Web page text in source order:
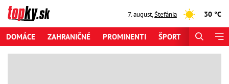
7. august,Štefánia 30 °C
DOMÁCE ZAHRANIČNÉ PROMINENTI ŠPORT